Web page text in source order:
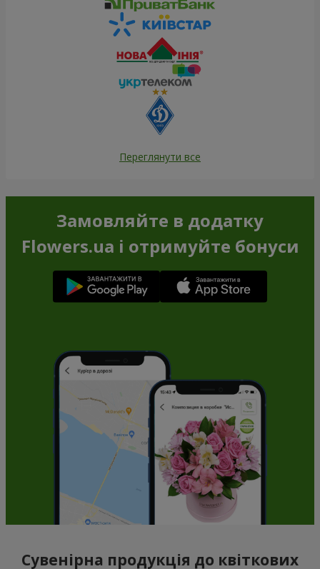
Переглянути все
Замовляйте в додатку
Flowers.ua і отримуйте бонуси
Сувенірна продукція до квіткових